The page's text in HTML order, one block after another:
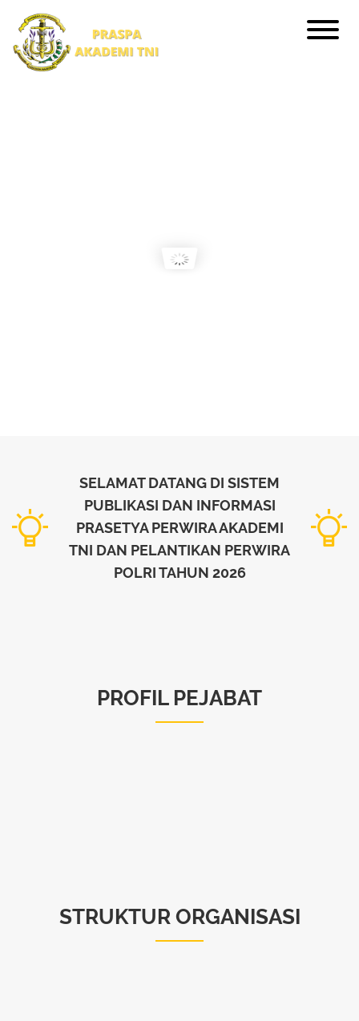
SELAMAT DATANG DI SISTEM
PUBLIKASI DAN INFORMASI
PRASETYA PERWIRA AKADEMI
TNI DAN PELANTIKAN PERWIRA
POLRI TAHUN 2026
PROFIL PEJABAT
STRUKTUR ORGANISASI